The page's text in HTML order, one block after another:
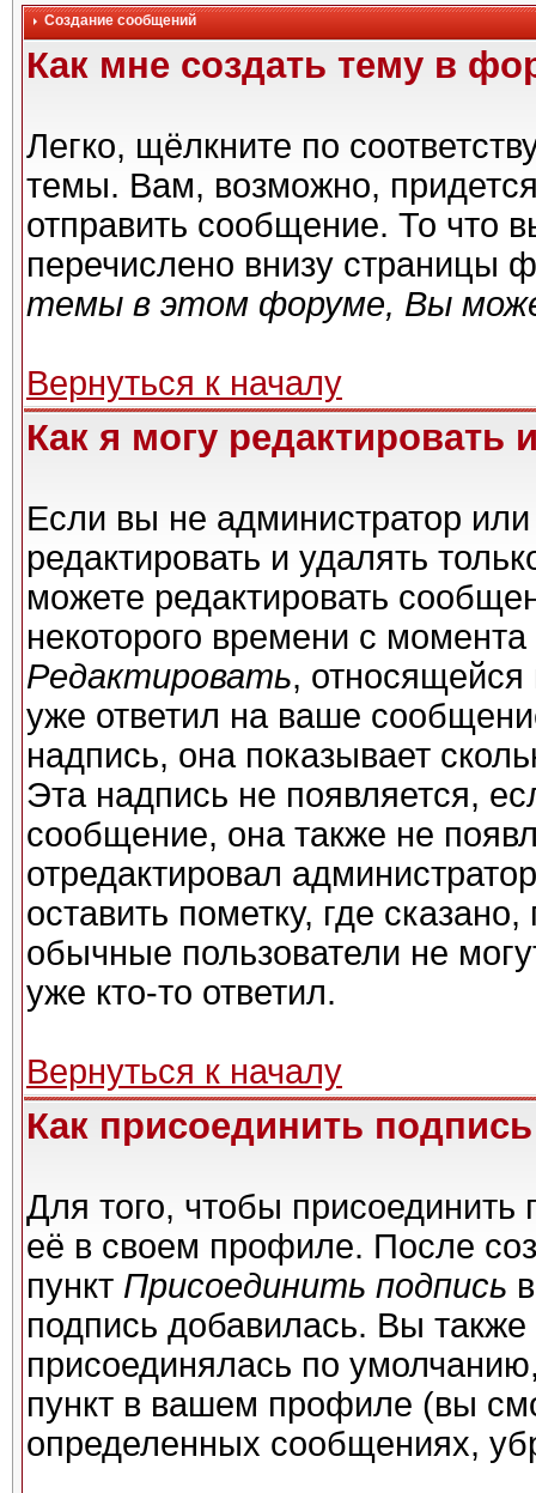
Создание сообщений
Как мне создать тему в
Легко, щёлкните по
темы. Вам, возможно,
отправить сообщение. То что
перечислено внизу страницы
темы в этом форуме, Вы
Вернуться к началу
Как я могу
Если вы не администратор
редактировать и удалять
можете редактировать
некоторого времени с
Редактировать,
уже ответил на ваше
надпись, она показывает
Эта надпись не появляется,
сообщение, она также не
отредактировал
оставить пометку, где
обычные пользователи не
уже кто-то ответил.
Вернуться к началу
Как присоединить
Для того, чтобы
её в своем профиле. После
пункт Присоединить подпись
подпись добавилась. Вы
присоединялась по
пункт в вашем профиле (вы
определенных сообщениях,